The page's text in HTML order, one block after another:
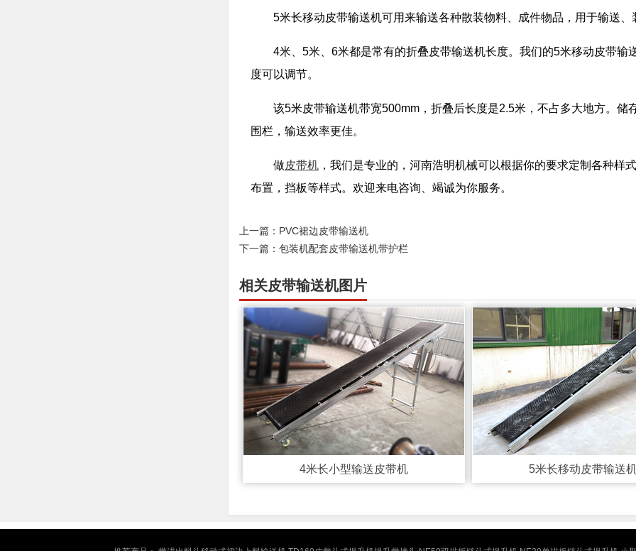
5米长移动皮带输送机可用来输送各种散装物料、成件物品，用于输送
4米、5米、6米都是常有的折叠皮带输送机长度。我们的5米移动皮带
度可以调节。
该5米皮带输送机带宽500mm，折叠后长度是2.5米，不占多大地方。
围栏，输送效率更佳。
做皮带机 ，我们是专业的，河南浩明机械可以根据你的要求定制各种
布置，挡板等样式。欢迎来电咨询、竭诚为你服务。
上一篇： PVC裙边皮带输送机
下一篇： 包装机配套皮带输送机带护栏
相关皮带输送机图片
4米长小型输送皮带机 5米长移动皮带输送